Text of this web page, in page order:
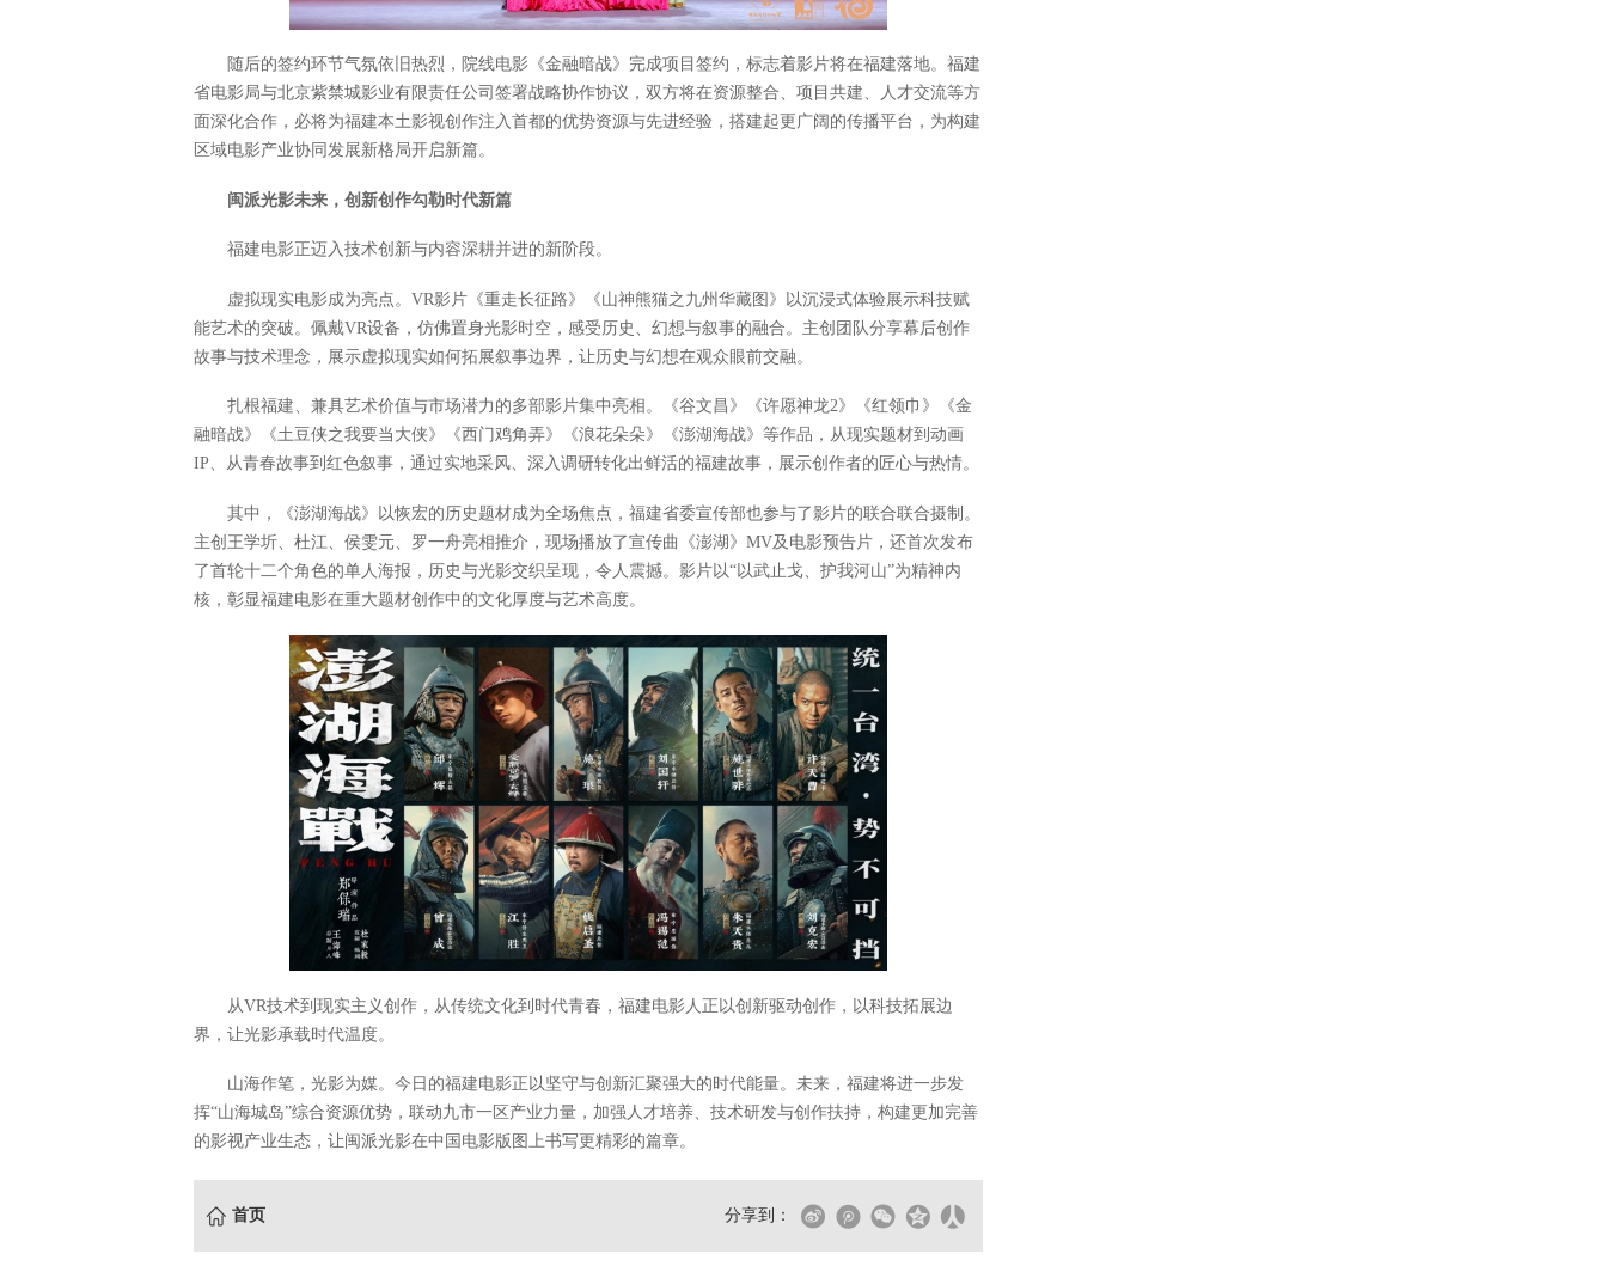
随后的签约环节气氛依旧热烈，院线电影《金融暗战》完成项目签约，标志着影片将在福建落地。福建
省电影局与北京紫禁城影业有限责任公司签署战略协作协议，双方将在资源整合、项目共建、人才交流等方
面深化合作，必将为福建本土影视创作注入首都的优势资源与先进经验，搭建起更广阔的传播平台，为构建
区域电影产业协同发展新格局开启新篇。
闽派光影未来，创新创作勾勒时代新篇
福建电影正迈入技术创新与内容深耕并进的新阶段。
虚拟现实电影成为亮点。VR影片《重走长征路》《山神熊猫之九州华藏图》以沉浸式体验展示科技赋
能艺术的突破。佩戴VR设备，仿佛置身光影时空，感受历史、幻想与叙事的融合。主创团队分享幕后创作
故事与技术理念，展示虚拟现实如何拓展叙事边界，让历史与幻想在观众眼前交融。
扎根福建、兼具艺术价值与市场潜力的多部影片集中亮相。《谷文昌》《许愿神龙2》《红领巾》《金
融暗战》《土豆侠之我要当大侠》《西门鸡角弄》《浪花朵朵》《澎湖海战》等作品，从现实题材到动画
IP、从青春故事到红色叙事，通过实地采风、深入调研转化出鲜活的福建故事，展示创作者的匠心与热情。
其中，《澎湖海战》以恢宏的历史题材成为全场焦点，福建省委宣传部也参与了影片的联合联合摄制。
主创王学圻、杜江、侯雯元、罗一舟亮相推介，现场播放了宣传曲《澎湖》MV及电影预告片，还首次发布
了首轮十二个角色的单人海报，历史与光影交织呈现，令人震撼。影片以“以武止戈、护我河山”为精神内
核，彰显福建电影在重大题材创作中的文化厚度与艺术高度。
从VR技术到现实主义创作，从传统文化到时代青春，福建电影人正以创新驱动创作，以科技拓展边
界，让光影承载时代温度。
山海作笔，光影为媒。今日的福建电影正以坚守与创新汇聚强大的时代能量。未来，福建将进一步发
挥“山海城岛”综合资源优势，联动九市一区产业力量，加强人才培养、技术研发与创作扶持，构建更加完善
的影视产业生态，让闽派光影在中国电影版图上书写更精彩的篇章。
首页 分享到：